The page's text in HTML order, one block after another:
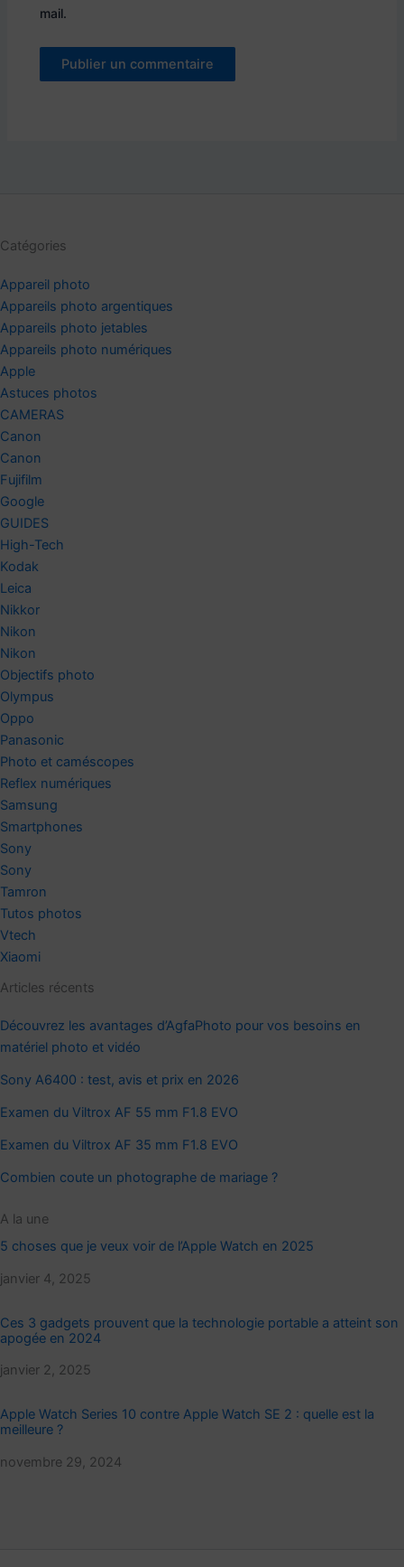
mail.
Catégories
Appareil photo
Appareils photo argentiques
Appareils photo jetables
Appareils photo numériques
Apple
Astuces photos
CAMERAS
Canon
Canon
Fujifilm
Google
GUIDES
High-Tech
Kodak
Leica
Nikkor
Nikon
Nikon
Objectifs photo
Olympus
Oppo
Panasonic
Photo et caméscopes
Reflex numériques
Samsung
Smartphones
Sony
Sony
Tamron
Tutos photos
Vtech
Xiaomi
Articles récents
Découvrez les avantages d’AgfaPhoto pour vos besoins en
matériel photo et vidéo
Sony A6400 : test, avis et prix en 2026
Examen du Viltrox AF 55 mm F1.8 EVO
Examen du Viltrox AF 35 mm F1.8 EVO
Combien coute un photographe de mariage ?
A la une
5 choses que je veux voir de l’Apple Watch en 2025
Date
janvier 4, 2025
Ces 3 gadgets prouvent que la technologie portable a atteint son
apogée en 2024
Date
janvier 2, 2025
Apple Watch Series 10 contre Apple Watch SE 2 : quelle est la
meilleure ?
Date
novembre 29, 2024